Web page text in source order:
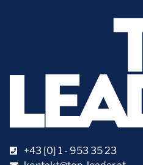
+43 [0] 1 - 953 35 23